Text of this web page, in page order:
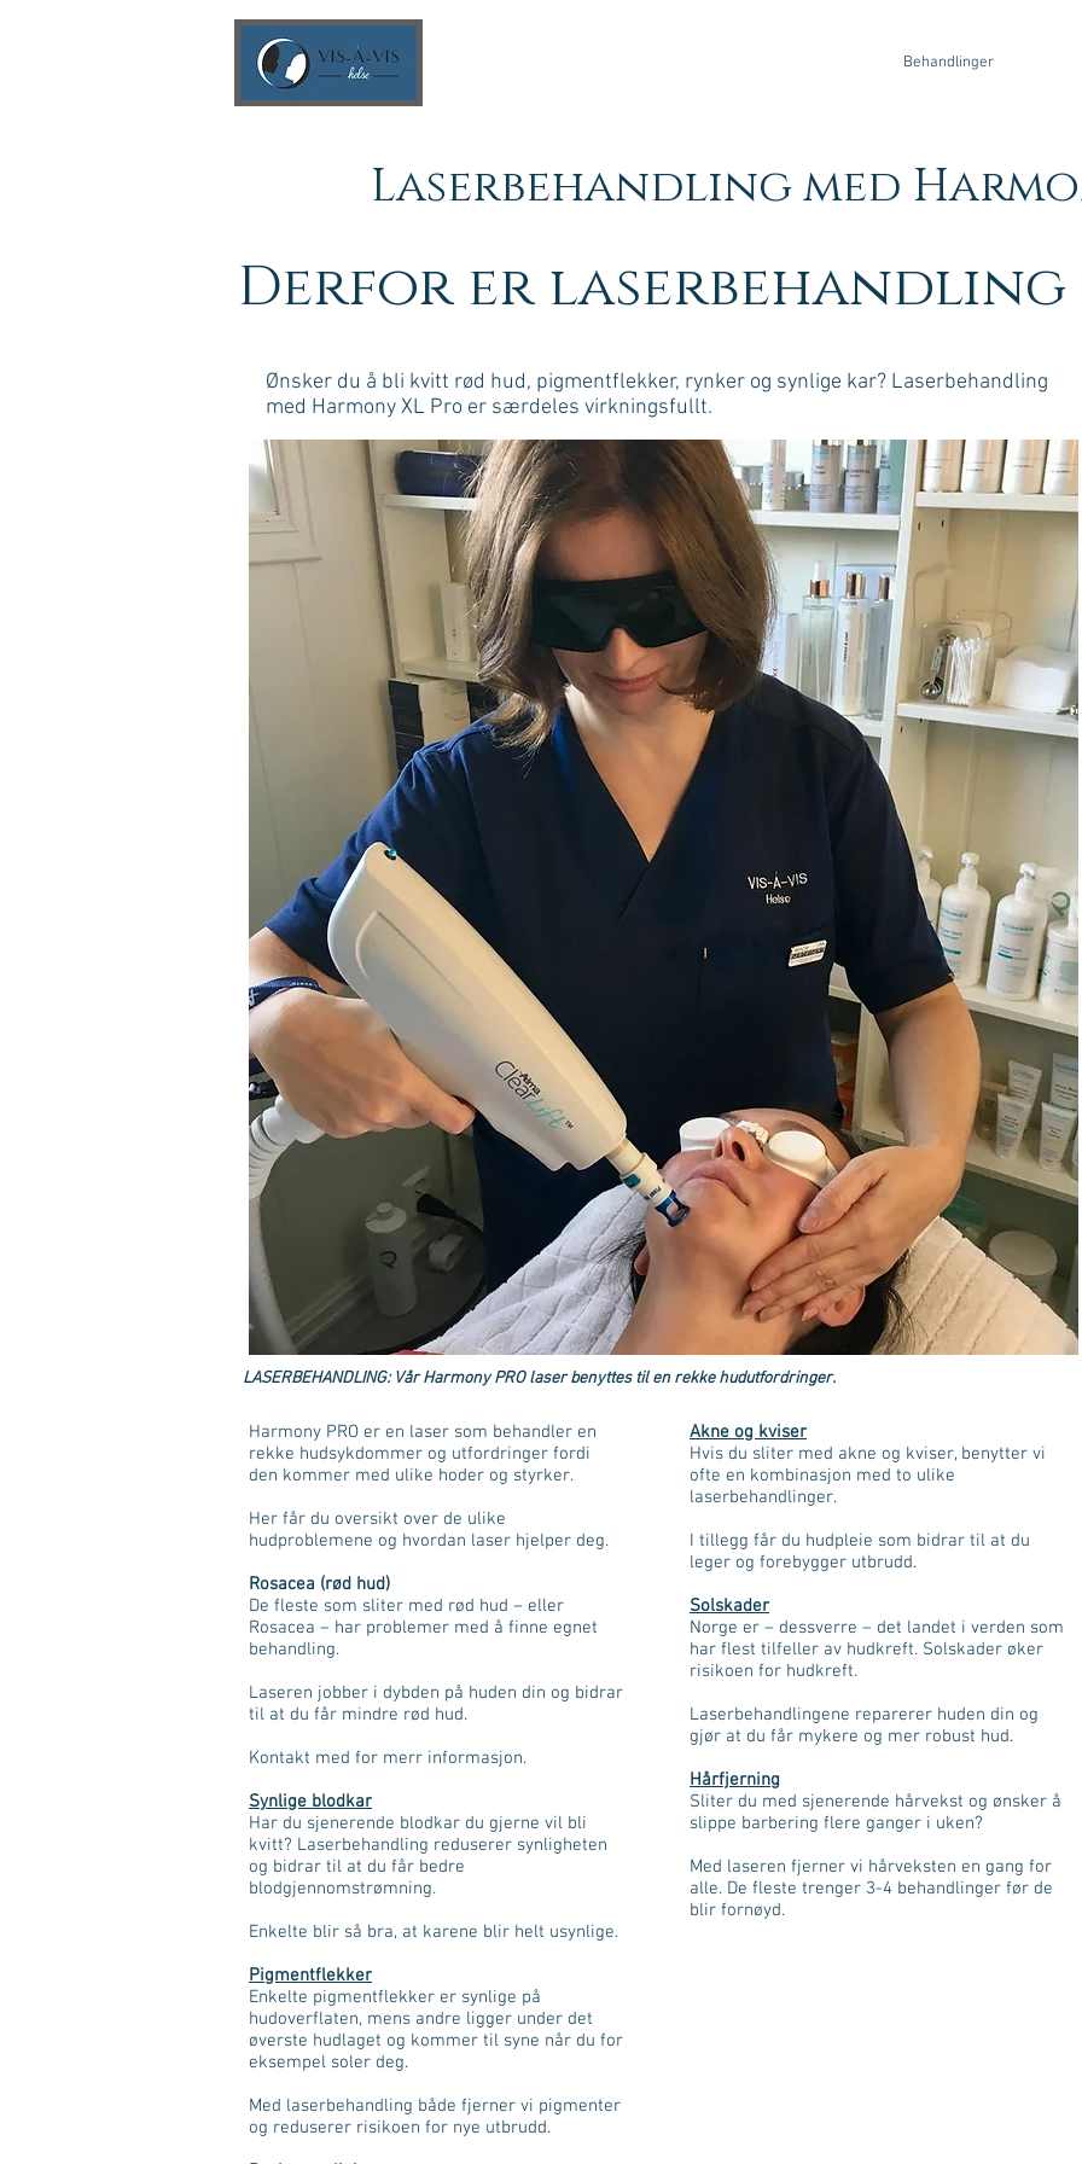
Behandlinger
Laserbehandling med
Derfor er
Ønsker du å bli kvitt rød hud, pigmentflekker, rynker og synlige kar? Laserbehandling
med Harmony XL Pro er særdeles virkningsfullt.
LASERBEHANDLING: Vår Harmony PRO laser benyttes til en rekke hudutfordringer.
Harmony PRO er en laser som behandler en
rekke hudsykdommer og utfordringer fordi
den kommer med ulike hoder og styrker.
Her får du oversikt over de ulike
hudproblemene og hvordan laser hjelper deg.
Rosacea (rød hud)
De fleste som sliter med rød hud – eller
Rosacea – har problemer med å finne egnet
behandling.
Laseren jobber i dybden på huden din og bidrar
til at du får mindre rød hud.
Kontakt med for merr informasjon.
Synlige blodkar
Har du sjenerende blodkar du gjerne vil bli
kvitt? Laserbehandling reduserer synligheten
og bidrar til at du får bedre
blodgjennomstrømning.
Enkelte blir så bra, at karene blir helt usynlige.
Pigmentflekker
Enkelte pigmentflekker er synlige på
hudoverflaten, mens andre ligger under det
øverste hudlaget og kommer til syne når du for
eksempel soler deg.
Med laserbehandling både fjerner vi pigmenter
og reduserer risikoen for nye utbrudd.
Akne og kviser
Hvis du sliter med akne og kviser, benytter vi
ofte en kombinasjon med to ulike
laserbehandlinger.
I tillegg får du hudpleie som bidrar til at du
leger og forebygger utbrudd.
Solskader
Norge er – dessverre – det landet i verden som
har flest tilfeller av hudkreft. Solskader øker
risikoen for hudkreft.
Laserbehandlingene reparerer huden din og
gjør at du får mykere og mer robust hud.
Hårfjerning
Sliter du med sjenerende hårvekst og ønsker å
slippe barbering flere ganger i uken?
Med laseren fjerner vi hårveksten en gang for
alle. De fleste trenger 3-4 behandlinger før de
blir fornøyd.